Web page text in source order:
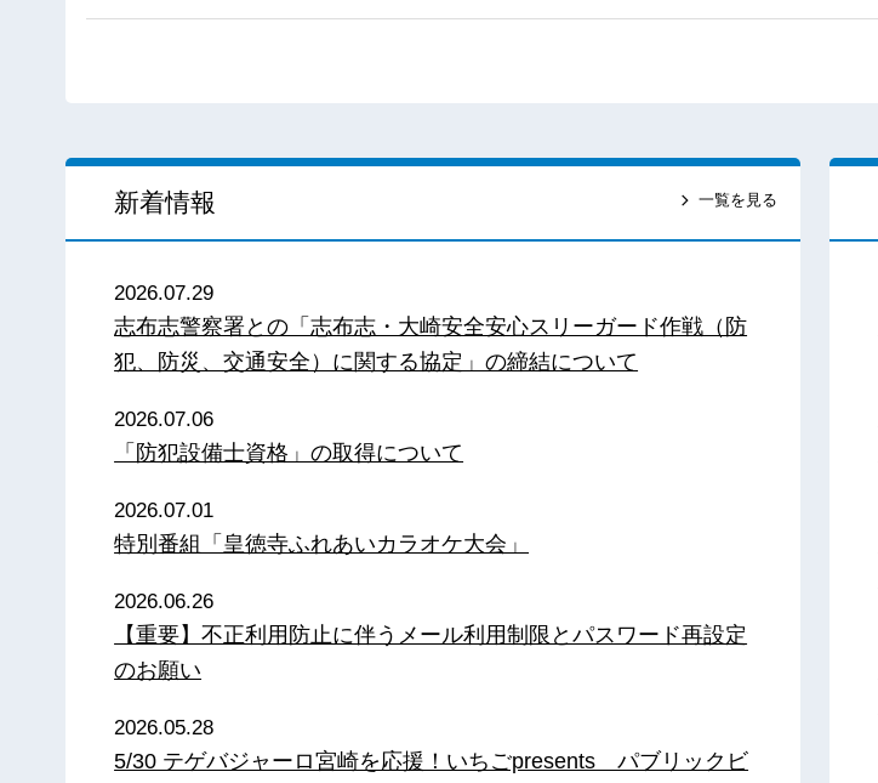
新着情報 一覧を見る
2026.07.29
志布志警察署との「志布志・大崎安全安心スリーガード作戦（防
犯、防災、交通安全）に関する協定」の締結について
2026.07.06
「防犯設備士資格」の取得について
2026.07.01
特別番組「皇徳寺ふれあいカラオケ大会」
2026.06.26
【重要】不正利用防止に伴うメール利用制限とパスワード再設定
のお願い
2026.05.28
5/30 テゲバジャーロ宮崎を応援！いちごpresents パブリックビ